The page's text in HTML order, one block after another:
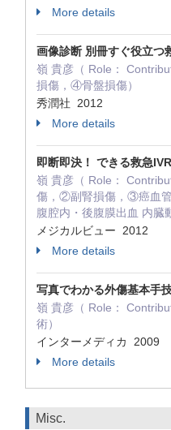
More details
画像診断 別冊すぐ役立つ
嶺 貴彦（ Role：
損傷，④骨盤損傷）
秀潤社 2012
More details
即断即決！ できる救急IVR
嶺 貴彦（ Role：
傷，②副腎損傷，③癌血
腹腔内・後腹膜出血 内臓
メジカルビュー 2012
More details
写真でわかる外傷基本手
嶺 貴彦（ Role：
術）
インターメディカ 2009
More details
Misc.